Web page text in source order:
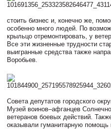
стоить бизнес и, конечно же,
особенно много людей. По
крыльцо отремонтировать, у
Все эти жизненные трудности
выигранные средства также
Воробьев.
Совета депутатов городского
Музей воинов–афганцев
ветеранов боевых действий.
оказывали гуманитарную